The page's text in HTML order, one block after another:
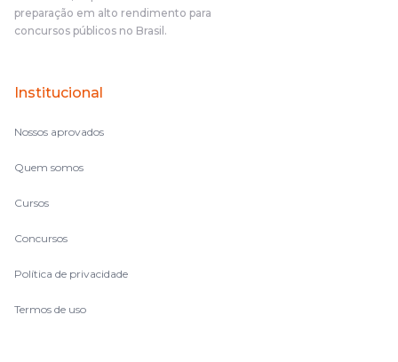
preparação em alto rendimento para
concursos públicos no Brasil.
Institucional
Nossos aprovados
Quem somos
Cursos
Concursos
Política de privacidade
Termos de uso